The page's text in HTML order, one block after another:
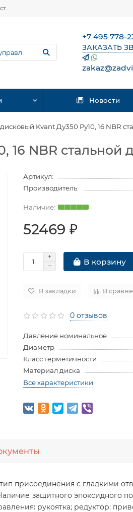
+7 495 778-
ЗАКАЗАТЬ
Новости
Kvant Ду350 Ру10, 16 NBR
16 NBR стальной
Артикул:
Производитель:
52469 ₽
В корзину
В закладки В
0 отзывов
Давление номинальное
Диаметр
Класс герметичности
Материал диска
Все характеристики
присоединения с гладкими
защитного эпоксидного
рукоятка; редуктор;